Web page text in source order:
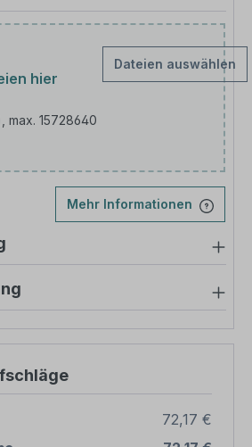
hier
max. 15728640
Dateien auswählen
Mehr Informationen
72,17 €